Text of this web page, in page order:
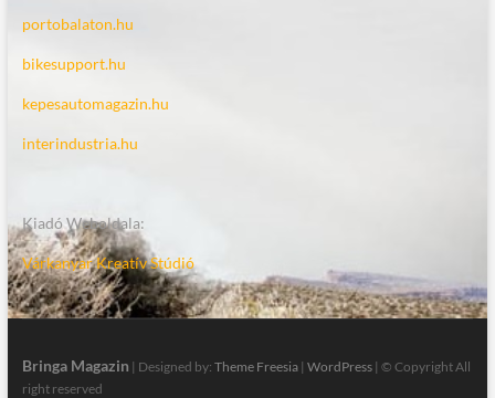
portobalaton.hu
bikesupport.hu
kepesautomagazin.hu
interindustria.hu
Kiadó Weboldala:
Várkanyar Kreatív Stúdió
Bringa Magazin | Designed by: Theme Freesia| WordPress| © Copyright All
right reserved